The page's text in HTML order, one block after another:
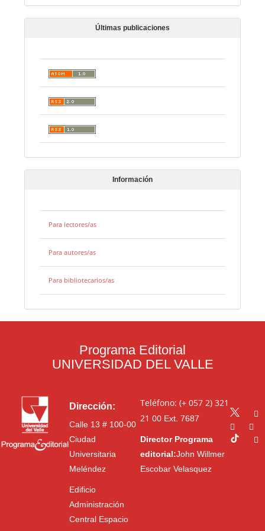
Últimas publicaciones
Información
Para lectores/as
Para autores/as
Para bibliotecarios/as
Programa Editorial
UNIVERSIDAD DEL VALLE
Dirección:
Calle 13 # 100-00
Ciudad
Universitaria
Meléndez
Edificio
Administración
Central Espacio
Teléfono: (+ 057 2) 321
21 00Ext. 7687
Director Programa
editorial:John Willmer
Escobar Velasquez